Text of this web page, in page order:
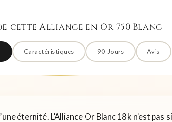
cette Alliance en Or 750 Blanc
Caractéristiques 90 Jours Avis
éternité. L’Alliance Or Blanc 18k n’est pas